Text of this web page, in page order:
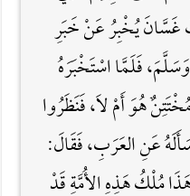
يُخْبِرُ عَنْ خَبَرِ
فَلَمَّا اسْتَخْبَرَهُ
هُوَ أَمْ لاَ، فَنَظَرُوا
عَنِ العَرَبِ، فَقَالَ:
مُلْكُ هَذِهِ الأُمَّةِ قَدْ